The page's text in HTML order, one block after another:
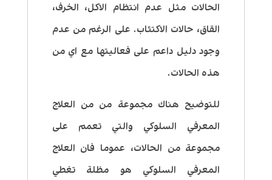
الحالات مثل عدم انتظام الاكل، الخرف،
القاق، حالات الاكتئاب. على الرغم من عدم
وجود دليل داعم على فعاليتها مع اي من
هذه الحالات.
للتوضيح هناك مجموعة من من العلاج
المعرفي السلوكي والتي تعمم على
مجموعة من الحالات، عموما فان العلاج
المعرفي السلوكي هو مظلة تغطي